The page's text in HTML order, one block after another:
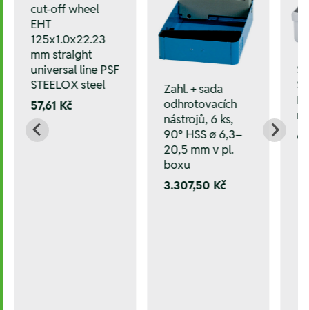
cut-off wheel
EHT
125x1.0x22.23
mm straight
universal line PSF
STEELOX steel
57,61 Kč
Zahl. + sada
odhrotovacích
nástrojů, 6 ks,
90° HSS ø 6,3–
20,5 mm v pl.
boxu
3.307,50 Kč